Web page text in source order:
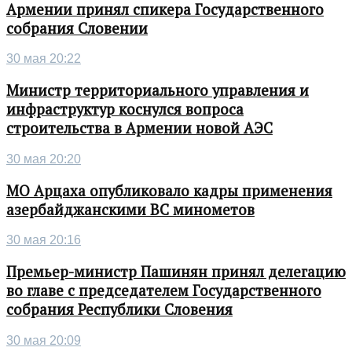
Армении принял спикера Государственного
собрания Словении
30 мая 20:22
Министр территориального управления и
инфраструктур коснулся вопроса
строительства в Армении новой АЭС
30 мая 20:20
МО Арцаха опубликовало кадры применения
азербайджанскими ВС минометов
30 мая 20:16
Премьер-министр Пашинян принял делегацию
во главе с председателем Государственного
собрания Республики Словения
30 мая 20:09